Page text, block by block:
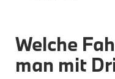
Sicherheit
BMW iX Zubehör
M Performance
Welche
man mit